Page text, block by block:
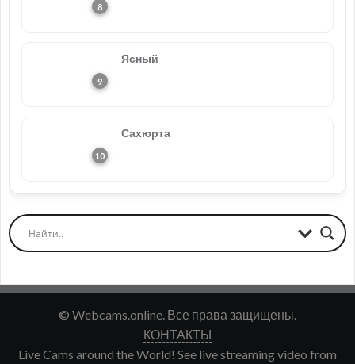
Ясный
Сахюрта
© Webcams.online. Все права защищены.
КОНТАКТЫ
Live Cams around the World! See live streaming video from